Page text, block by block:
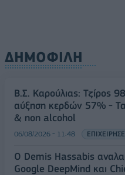
ΔΗΜΟΦΙΛΗ
Β.Σ. Καρούλιας: Τζίρος
αύξηση κερδών 57% -
& non alcohol
06/08/2026 - 11:48
Ο Demis Hassabis
Google DeepMind και